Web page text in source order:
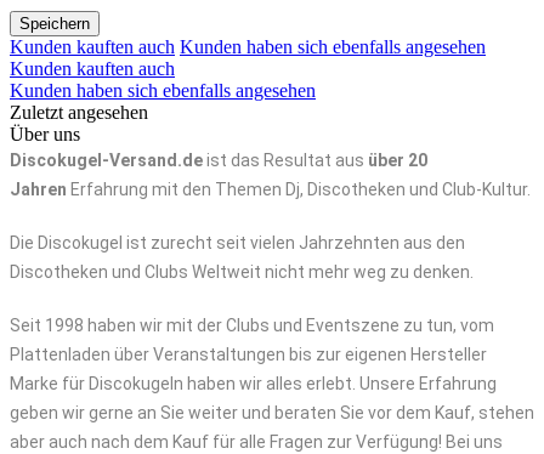
Speichern
Kunden kauften auch Kunden haben sich ebenfalls angesehen
Kunden kauften auch
Kunden haben sich ebenfalls angesehen
Zuletzt angesehen
Über uns
Discokugel-Versand.deist das Resultat aus über 20
Jahren Erfahrung mit den Themen Dj, Discotheken und Club-Kultur.
Die Discokugel ist zurecht seit vielen Jahrzehnten aus den
Discotheken und Clubs Weltweit nicht mehr weg zu denken.
Seit 1998 haben wir mit der Clubs und Eventszene zu tun, vom
Plattenladen über Veranstaltungen bis zur eigenen Hersteller
Marke für Discokugeln haben wir alles erlebt. Unsere Erfahrung
geben wir gerne an Sie weiter und beraten Sie vor dem Kauf, stehen
aber auch nach dem Kauf für alle Fragen zur Verfügung! Bei uns